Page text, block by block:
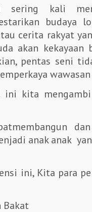
sering kali
budaya
cerita rakyat
akan
pentas seni
wawasan
kita
anak anak
ini, Kita para
Bakat